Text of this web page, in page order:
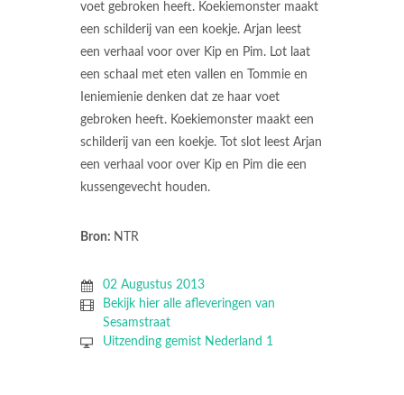
voet gebroken heeft. Koekiemonster maakt
een schilderij van een koekje. Arjan leest
een verhaal voor over Kip en Pim. Lot laat
een schaal met eten vallen en Tommie en
Ieniemienie denken dat ze haar voet
gebroken heeft. Koekiemonster maakt een
schilderij van een koekje. Tot slot leest Arjan
een verhaal voor over Kip en Pim die een
kussengevecht houden.
Bron: NTR
02 Augustus 2013
Bekijk hier alle afleveringen van
Sesamstraat
Uitzending gemist Nederland 1